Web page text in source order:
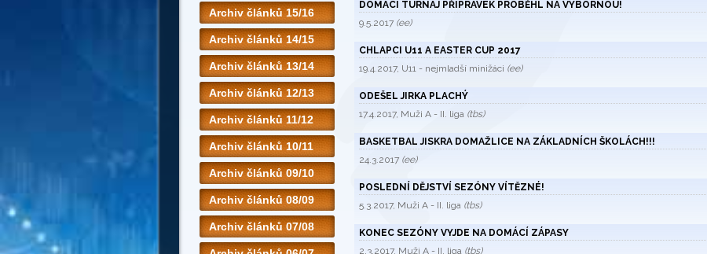
Archiv článků 15/16
Archiv článků 14/15
Archiv článků 13/14
Archiv článků 12/13
Archiv článků 11/12
Archiv článků 10/11
Archiv článků 09/10
Archiv článků 08/09
Archiv článků 07/08
DOMÁCÍ TURNAJ PŘÍPRAVEK PROBĚHL NA VÝBORNOU!
9.5.2017 (ee)
CHLAPCI U11 A EASTER CUP 2017
19.4.2017, U11 - nejmladší minižáci (ee)
ODEŠEL JIRKA PLACHÝ
17.4.2017, Muži A - II. liga (tbs)
BASKETBAL JISKRA DOMAŽLICE NA ZÁKLADNÍCH ŠKOLÁCH!!!
24.3.2017 (ee)
POSLEDNÍ DĚJSTVÍ SEZÓNY VÍTĚZNÉ!
5.3.2017, Muži A - II. liga (tbs)
KONEC SEZÓNY VYJDE NA DOMÁCÍ ZÁPASY
2.3.2017, Muži A - II. liga (tbs)